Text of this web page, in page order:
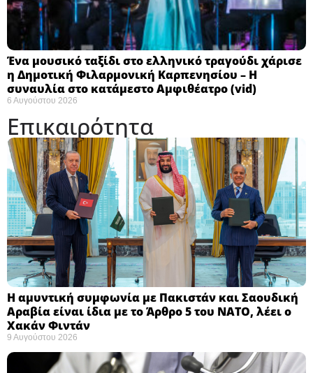
Ένα μουσικό ταξίδι στο ελληνικό τραγούδι χάρισε
η Δημοτική Φιλαρμονική Καρπενησίου – Η
συναυλία στο κατάμεστο Αμφιθέατρο (vid)
6 Αυγούστου 2026
Επικαιρότητα
Η αμυντική συμφωνία με Πακιστάν και Σαουδική
Αραβία είναι ίδια με το Άρθρο 5 του ΝΑΤΟ, λέει ο
Χακάν Φιντάν ​
9 Αυγούστου 2026